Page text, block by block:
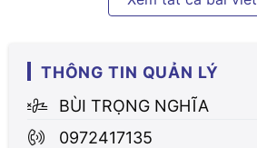
THÔNG TIN QUẢN LÝ
BÙI TRỌNG NGHĨA
0972417135